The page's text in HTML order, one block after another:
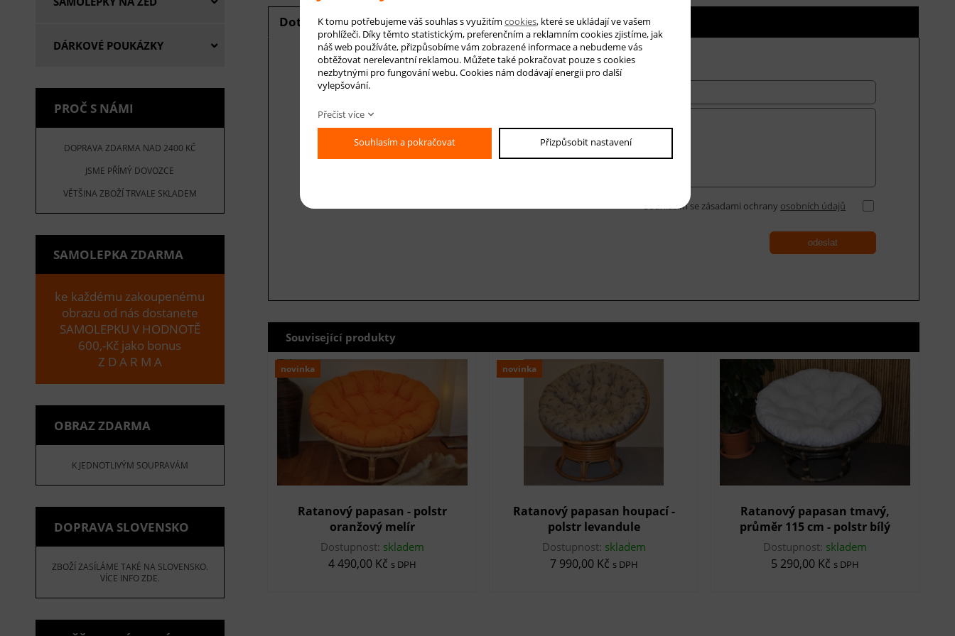
DÁRKOVÉ POUKÁZKY
PROČ S NÁMI
DOPRAVA ZDARMA NAD 2400 KČ
JSME PŘÍMÝ DOVOZCE
VĚTŠINA ZBOŽÍ TRVALE SKLADEM
SAMOLEPKA ZDARMA
ke každému zakoupenému
obrazu od nás dostanete
SAMOLEPKU V HODNOTĚ
600,-Kč jako bonus
Z D A R M A
OBRAZ ZDARMA
K JEDNOTLIVÝM SOUPRAVÁM
DOPRAVA SLOVENSKO
ZBOŽÍ ZASÍLÁME TAKÉ NA SLOVENSKO.
VÍCE INFO ZDE.
Dotaz na produkt Hlídání ceny
E-mail *
Váš dotaz
Souhlasím se zásadami ochrany osobních údajů
odeslat
Související produkty
novinka
Ratanový papasan - polstr
oranžový melír
Dostupnost: skladem
4 490,00 Kč s DPH
novinka
Ratanový papasan houpací -
polstr levandule
Dostupnost: skladem
7 990,00 Kč s DPH
Ratanový papasan tmavý,
průměr 115 cm - polstr bílý
Dostupnost: skladem
5 290,00 Kč s DPH
K tomu potřebujeme váš souhlas s využitím cookies, které se ukládají ve vašem
prohlížeči. Díky těmto statistickým, preferenčním a reklamním cookies zjistíme, jak
náš web používáte, přizpůsobíme vám zobrazené informace a nebudeme vás
obtěžovat nerelevantní reklamou. Můžete také pokračovat pouze s cookies
nezbytnými pro fungování webu. Cookies nám dodávají energii pro další
vylepšování.
Přečíst více
Souhlasím a pokračovat Přizpůsobit nastavení